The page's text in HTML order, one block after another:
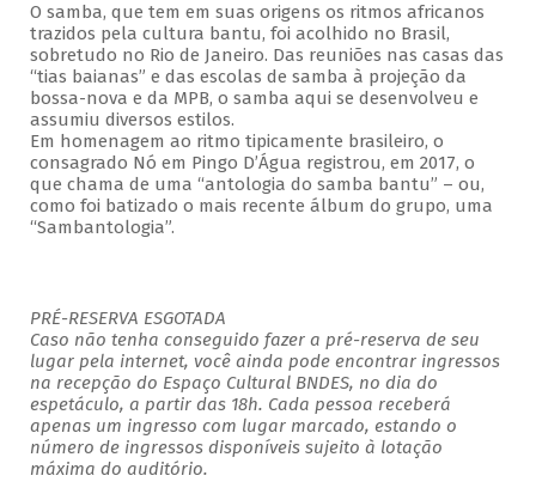
O samba, que tem em suas origens os ritmos africanos
trazidos pela cultura bantu, foi acolhido no Brasil,
sobretudo no Rio de Janeiro. Das reuniões nas casas das
“tias baianas” e das escolas de samba à projeção da
bossa-nova e da MPB, o samba aqui se desenvolveu e
assumiu diversos estilos.
Em homenagem ao ritmo tipicamente brasileiro, o
consagrado Nó em Pingo D’Água registrou, em 2017, o
que chama de uma “antologia do samba bantu” – ou,
como foi batizado o mais recente álbum do grupo, uma
“Sambantologia”.
PRÉ-RESERVA ESGOTADA
Caso não tenha conseguido fazer a pré-reserva de seu
lugar pela internet, você ainda pode encontrar ingressos
na recepção do Espaço Cultural BNDES, no dia do
espetáculo, a partir das 18h. Cada pessoa receberá
apenas um ingresso com lugar marcado, estando o
número de ingressos disponíveis sujeito à lotação
máxima do auditório.